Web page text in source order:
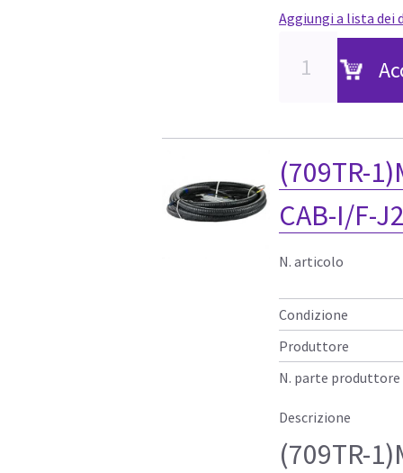
Aggiungi a lista dei
(709TR-
CAB-I/F-
N. articolo
Condizione
Produttore
N. parte produttore
Descrizione
(709TR-